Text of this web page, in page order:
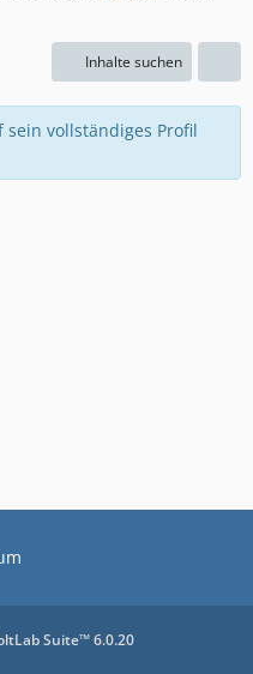
Inhalte suchen
vollständiges Profil
Suite™ 6.0.20